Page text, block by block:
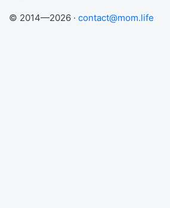
© 2014—2026 · contact@mom.life